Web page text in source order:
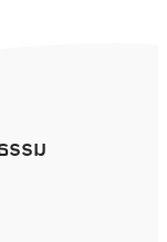
รรม